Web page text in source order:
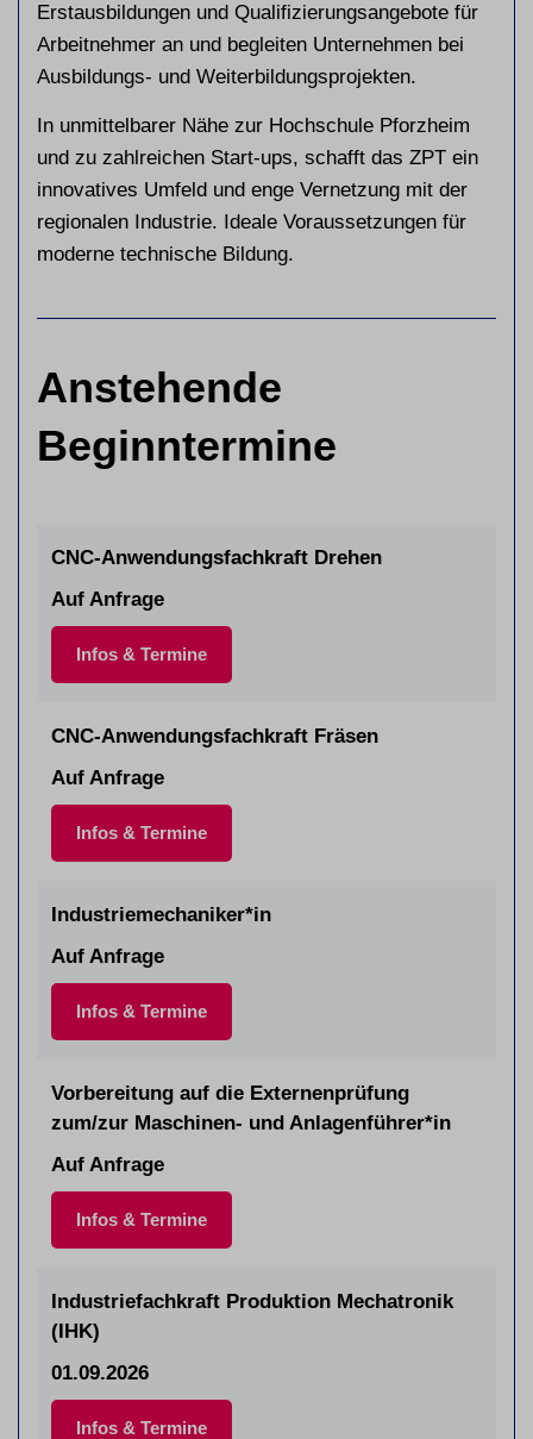
Erstausbildungen und Qualifizierungsangebote für
Arbeitnehmer an und begleiten Unternehmen bei
Ausbildungs- und Weiterbildungsprojekten.
In unmittelbarer Nähe zur Hochschule Pforzheim
und zu zahlreichen Start-ups, schafft das ZPT ein
innovatives Umfeld und enge Vernetzung mit der
regionalen Industrie. Ideale Voraussetzungen für
moderne technische Bildung.
Anstehende
Beginntermine
CNC-Anwendungsfachkraft Drehen
Auf Anfrage
Infos & Termine
CNC-Anwendungsfachkraft Fräsen
Auf Anfrage
Infos & Termine
Industriemechaniker*in
Auf Anfrage
Infos & Termine
Vorbereitung auf die Externenprüfung
zum/zur Maschinen- und Anlagenführer*in
Auf Anfrage
Infos & Termine
Industriefachkraft Produktion Mechatronik
(IHK)
01.09.2026
Infos & Termine